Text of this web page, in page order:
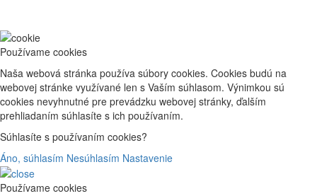
Používame cookies
Naša webová stránka používa súbory cookies. Cookies budú na
webovej stránke využívané len s Vaším súhlasom. Výnimkou sú
cookies nevyhnutné pre prevádzku webovej stránky, ďalším
prehliadaním súhlasíte s ich používaním.
Súhlasíte s používaním cookies?
Áno, súhlasím Nesúhlasím Nastavenie
Používame cookies